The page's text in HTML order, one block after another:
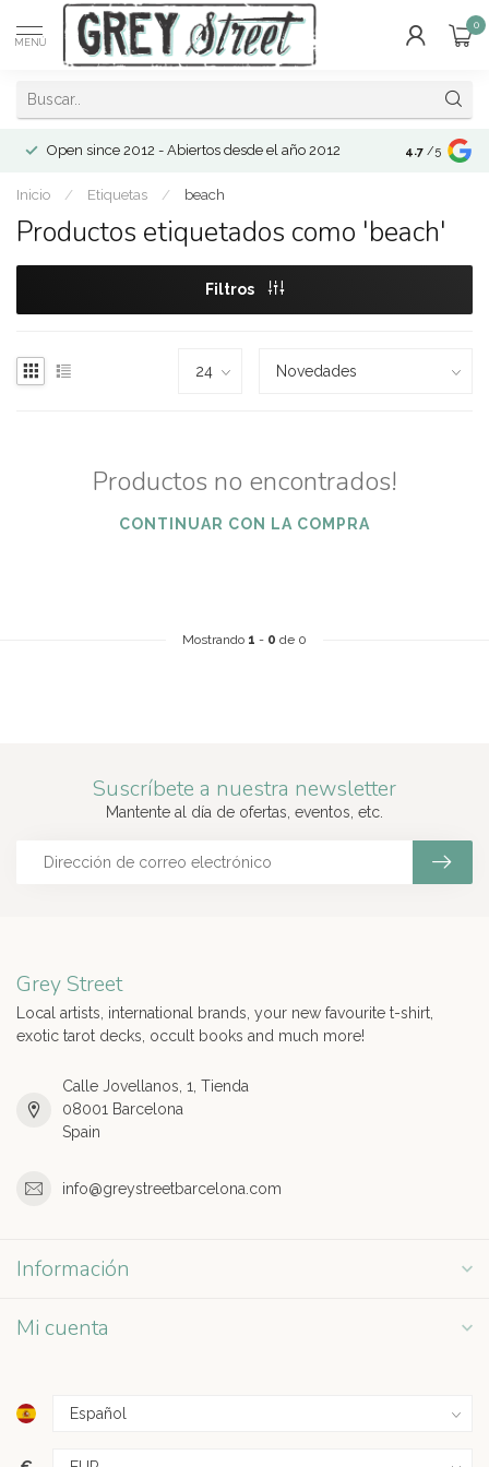
MENÚ
0
Open since 2012 - Abiertos desde el año 2012 4.7 /5
Inicio / Etiquetas / beach
Productos etiquetados como 'beach'
Filtros
Productos no encontrados!
CONTINUAR CON LA COMPRA
Mostrando 1 - 0 de 0
Suscríbete a nuestra newsletter
Mantente al día de ofertas, eventos, etc.
Grey Street
Local artists, international brands, your new favourite t-shirt,
exotic tarot decks, occult books and much more!
Calle Jovellanos, 1, Tienda
08001 Barcelona
Spain
info@greystreetbarcelona.com
Información
Mi cuenta